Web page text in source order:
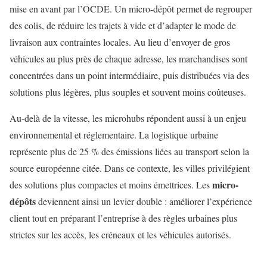
mise en avant par l’OCDE. Un micro-dépôt permet de regrouper
des colis, de réduire les trajets à vide et d’adapter le mode de
livraison aux contraintes locales. Au lieu d’envoyer de gros
véhicules au plus près de chaque adresse, les marchandises sont
concentrées dans un point intermédiaire, puis distribuées via des
solutions plus légères, plus souples et souvent moins coûteuses.
Au-delà de la vitesse, les microhubs répondent aussi à un enjeu
environnemental et réglementaire. La logistique urbaine
représente plus de 25 % des émissions liées au transport selon la
source européenne citée. Dans ce contexte, les villes privilégient
des solutions plus compactes et moins émettrices. Lesmicro-
dépôtsdeviennent ainsi un levier double : améliorer l’expérience
client tout en préparant l’entreprise à des règles urbaines plus
strictes sur les accès, les créneaux et les véhicules autorisés.